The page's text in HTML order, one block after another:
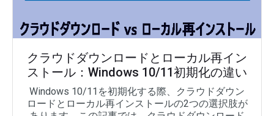
クラウドダウンロードとローカル再イン
ストール：Windows 10/11初期化の違い
Windows 10/11を初期化する際、クラウドダウン
ロードとローカル再インストールの2つの選択肢が